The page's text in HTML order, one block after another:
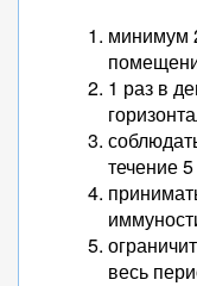
минимум
1 раз в
течение
весь